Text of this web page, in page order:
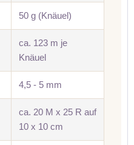
50 g (Knäuel)
ca. 123 m je
Knäuel
4,5 - 5 mm
ca. 20 M x 25 R auf
10 x 10 cm